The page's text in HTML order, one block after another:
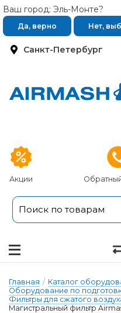
Санкт-Петербург
Ваш город: Эль-Монте?
Да, верно Нет,
Акции
Главная / Каталог
Оборудование по
Фильтры для сжатого
Магистральный фильтр